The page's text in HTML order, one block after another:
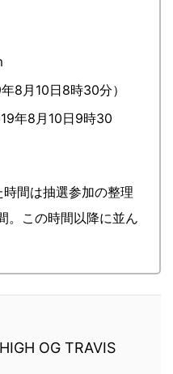
8月10日8時30分）
年8月10日9時30
間は抽選参加の整理
。この時間以降に並ん
OG TRAVIS